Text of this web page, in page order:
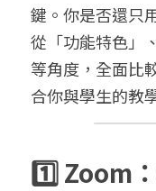
鍵。你是否還只
從「功能特色」
等角度，全面比
合你與學生的教
1️⃣ Zoom